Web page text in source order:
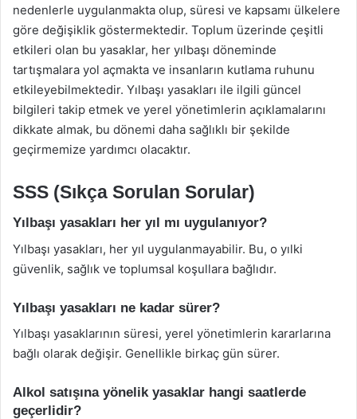
nedenlerle uygulanmakta olup, süresi ve kapsamı ülkelere
göre değişiklik göstermektedir. Toplum üzerinde çeşitli
etkileri olan bu yasaklar, her yılbaşı döneminde
tartışmalara yol açmakta ve insanların kutlama ruhunu
etkileyebilmektedir. Yılbaşı yasakları ile ilgili güncel
bilgileri takip etmek ve yerel yönetimlerin açıklamalarını
dikkate almak, bu dönemi daha sağlıklı bir şekilde
geçirmemize yardımcı olacaktır.
SSS (Sıkça Sorulan Sorular)
Yılbaşı yasakları her yıl mı uygulanıyor?
Yılbaşı yasakları, her yıl uygulanmayabilir. Bu, o yılki
güvenlik, sağlık ve toplumsal koşullara bağlıdır.
Yılbaşı yasakları ne kadar sürer?
Yılbaşı yasaklarının süresi, yerel yönetimlerin kararlarına
bağlı olarak değişir. Genellikle birkaç gün sürer.
Alkol satışına yönelik yasaklar hangi saatlerde
geçerlidir?